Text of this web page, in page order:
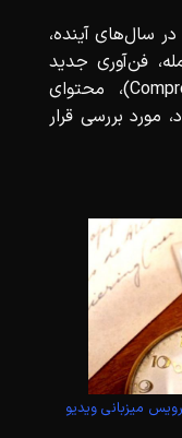
که در سال‌های آینده،
فن‌آوری جدید
فشرده‌سازی (Compression Technology)، محتوای
مورد بررسی قرار
میزبانی ویدیو